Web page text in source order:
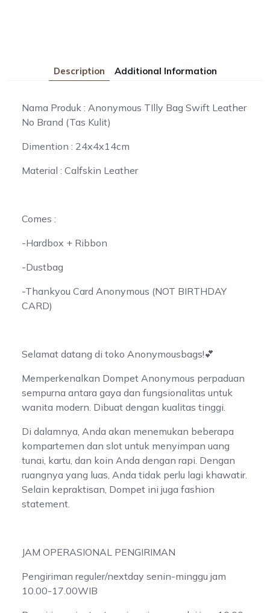
Description Additional Information
Nama Produk : Anonymous TIlly Bag Swift Leather
No Brand (Tas Kulit)
Dimention : 24x4x14cm
Material : Calfskin Leather
Comes :
-Hardbox + Ribbon
-Dustbag
-Thankyou Card Anonymous (NOT BIRTHDAY
CARD)
Selamat datang di toko Anonymousbags!💕
Memperkenalkan Dompet Anonymous perpaduan
sempurna antara gaya dan fungsionalitas untuk
wanita modern. Dibuat dengan kualitas tinggi.
Di dalamnya, Anda akan menemukan beberapa
kompartemen dan slot untuk menyimpan uang
tunai, kartu, dan koin Anda dengan rapi. Dengan
ruangnya yang luas, Anda tidak perlu lagi khawatir.
Selain kepraktisan, Dompet ini juga fashion
statement.
JAM OPERASIONAL PENGIRIMAN
Pengiriman reguler/nextday senin-minggu jam
10.00-17.00WIB